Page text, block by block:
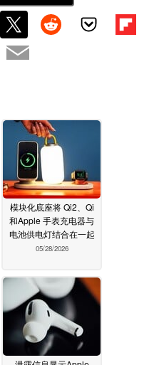
模块化底座将 Qi2、Qi
和Apple 手表充电器与
电池供电灯结合在一起
05/28/2026